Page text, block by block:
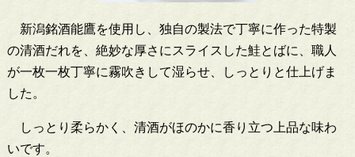
新潟銘酒能鷹を使用し、独自の製法で丁寧に作った特製
の清酒だれを、絶妙な厚さにスライスした鮭とばに、職人
が一枚一枚丁寧に霧吹きして湿らせ、しっとりと仕上げま
した。
しっとり柔らかく、清酒がほのかに香り立つ上品な味わ
いです。